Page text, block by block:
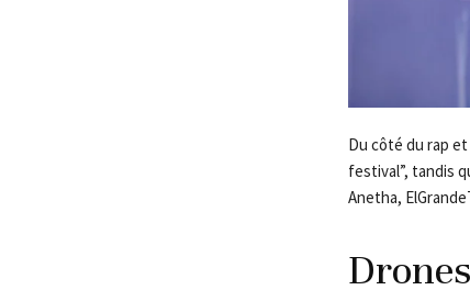
Du côté du rap
festival”, tandis
Anetha,